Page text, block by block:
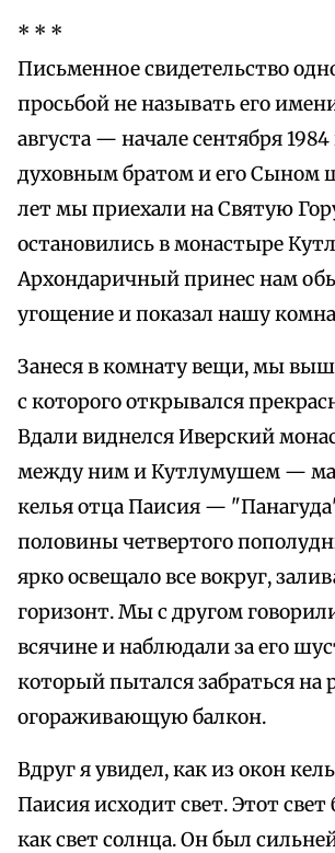
* * *
Письменное свидетельство
просьбой не называть его
августа — начале сентября
духовным братом и его Сыном
лет мы приехали на Святую
остановились в монастыре
Архондаричный принес нам
угощение и показал нашу
Занеся в комнату вещи, мы
с которого открывался
Вдали виднелся Иверский
между ним и Кутлумушем —
келья отца Паисия —
половины четвертого
ярко освещало все вокруг,
горизонт. Мы с другом
всячине и наблюдали за его
который пытался забраться на
огораживающую балкон.
Вдруг я увидел, как из окон
Паисия исходит свет. Этот
как свет солнца. Он был